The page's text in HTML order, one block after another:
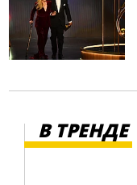
В ТРЕНДЕ